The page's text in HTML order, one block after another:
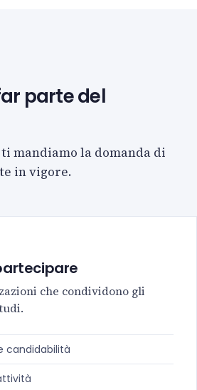
parte del
mandiamo la domanda di
in vigore.
che condividono gli
candidabilità